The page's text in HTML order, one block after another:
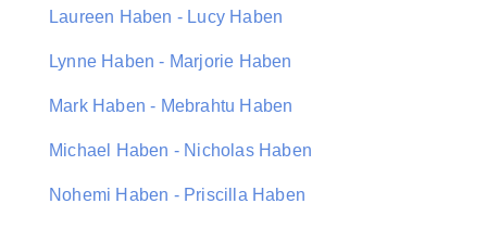
Laureen Haben - Lucy Haben
Lynne Haben - Marjorie Haben
Mark Haben - Mebrahtu Haben
Michael Haben - Nicholas Haben
Nohemi Haben - Priscilla Haben